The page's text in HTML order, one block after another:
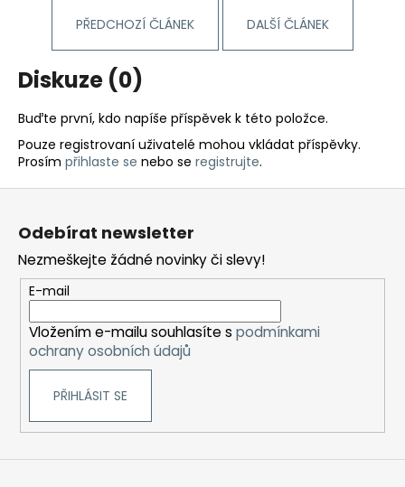
PŘEDCHOZÍ ČLÁNEK DALŠÍ ČLÁNEK
Diskuze (0)
Buďte první, kdo napíše příspěvek k této položce.
Pouze registrovaní uživatelé mohou vkládat příspěvky.
Prosím přihlaste se nebo se registrujte.
Z
Odebírat newsletter
Nezmeškejte žádné novinky či slevy!
E-mail
Vložením e-mailu souhlasíte s podmínkami
ochrany osobních údajů
PŘIHLÁSIT SE